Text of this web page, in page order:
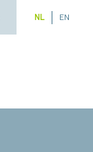
NL EN